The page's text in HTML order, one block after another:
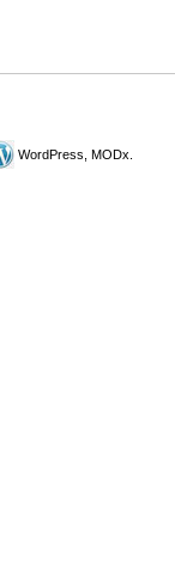
WordPress, MODx.